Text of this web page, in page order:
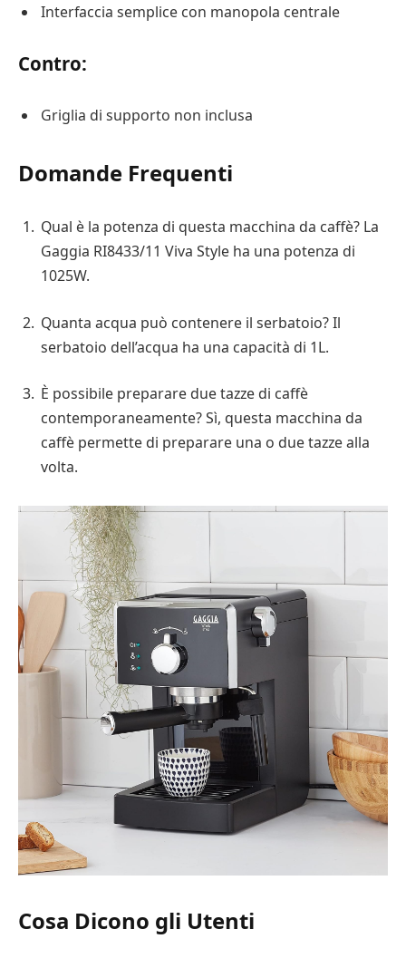
Interfaccia semplice con manopola centrale
Contro:
Griglia di supporto non inclusa
Domande Frequenti
Qual è la potenza di questa macchina da caffè? La
Gaggia RI8433/11 Viva Style ha una potenza di
1025W.
Quanta acqua può contenere il serbatoio? Il
serbatoio dell’acqua ha una capacità di 1L.
È possibile preparare due tazze di caffè
contemporaneamente? Sì, questa macchina da
caffè permette di preparare una o due tazze alla
volta.
Cosa Dicono gli Utenti